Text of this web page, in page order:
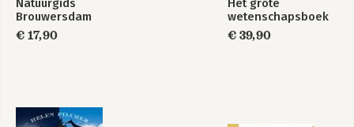
Natuurgids
Brouwersdam
€ 17,90
Het grote
wetenschapsboek
€ 39,90